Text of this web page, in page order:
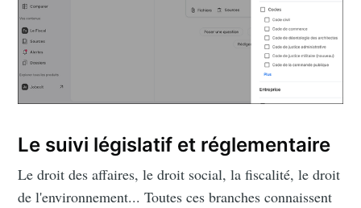
Le suivi législatif et réglementaire
Le droit des affaires, le droit social, la fiscalité, le droit
de l'environnement... Toutes ces branches connaissent
Blog
Stay up to date! Get all the latest &
greatest posts delivered straight to